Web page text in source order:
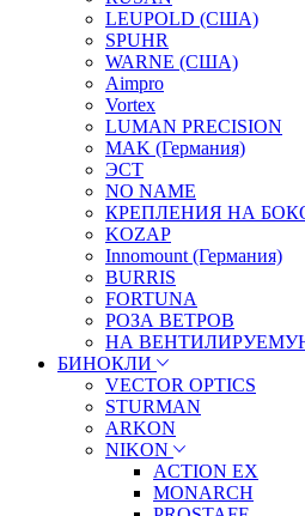
LEUPOLD (США)
SPUHR
WARNE (США)
Aimpro
Vortex
LUMAN PRECISION
MAK (Германия)
ЭСТ
NO NAME
КРЕПЛЕНИЯ НА
KOZAP
Innomount (Германия)
BURRIS
FORTUNA
РОЗА ВЕТРОВ
НА
БИНОКЛИ
VECTOR OPTICS
STURMAN
ARKON
NIKON
ACTION EX
MONARCH